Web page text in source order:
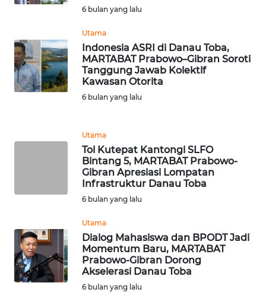
6 bulan yang lalu
Utama
Indonesia ASRI di Danau Toba,
MARTABAT Prabowo–Gibran Soroti
Tanggung Jawab Kolektif
Kawasan Otorita
6 bulan yang lalu
Utama
Tol Kutepat Kantongi SLFO
Bintang 5, MARTABAT Prabowo-
Gibran Apresiasi Lompatan
Infrastruktur Danau Toba
6 bulan yang lalu
Utama
Dialog Mahasiswa dan BPODT Jadi
Momentum Baru, MARTABAT
Prabowo-Gibran Dorong
Akselerasi Danau Toba
6 bulan yang lalu
WN
LAMPUNG
WN
JOGJA
WN
JATIM
WN
BALI